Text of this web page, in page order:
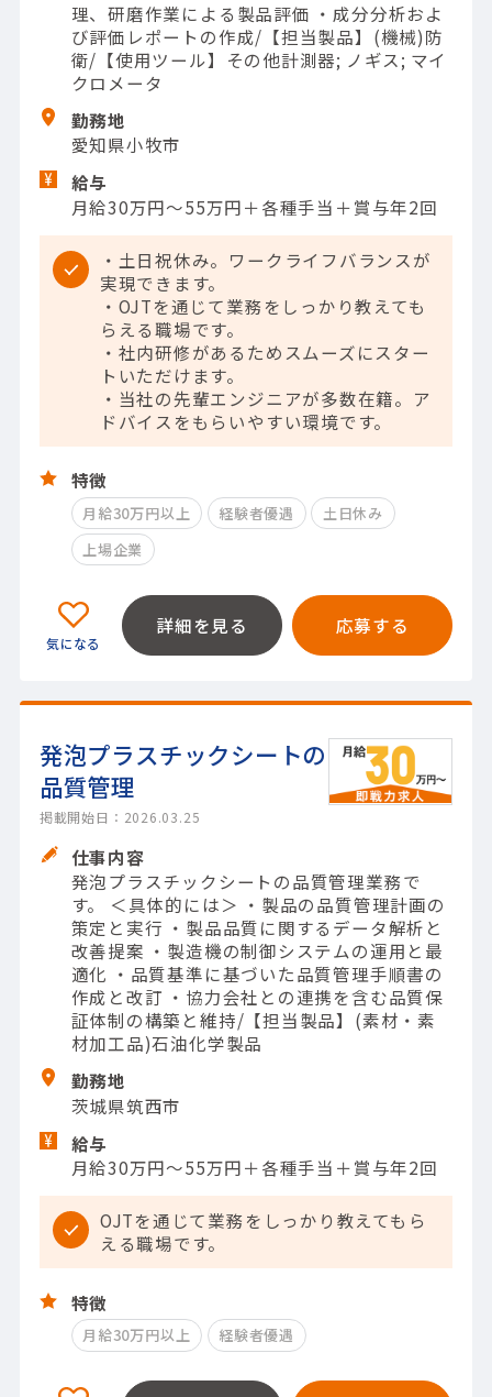
理、研磨作業による製品評価 ・成分分析およ
び評価レポートの作成/【担当製品】(機械)防
衛/【使用ツール】その他計測器; ノギス; マイ
クロメータ
勤務地
愛知県小牧市
給与
月給30万円～55万円＋各種手当＋賞与年2回
・土日祝休み。ワークライフバランスが
実現できます。
・OJTを通じて業務をしっかり教えても
らえる職場です。
・社内研修があるためスムーズにスター
トいただけます。
・当社の先輩エンジニアが多数在籍。ア
ドバイスをもらいやすい環境です。
特徴
月給30万円以上 経験者優遇
土日休み
上場企業
詳細を見る 応募する
発泡プラスチックシートの
品質管理
掲載開始日：2026.03.25
仕事内容
発泡プラスチックシートの品質管理業務で
す。 ＜具体的には＞ ・製品の品質管理計画の
策定と実行 ・製品品質に関するデータ解析と
改善提案 ・製造機の制御システムの運用と最
適化 ・品質基準に基づいた品質管理手順書の
作成と改訂 ・協力会社との連携を含む品質保
証体制の構築と維持/【担当製品】(素材・素
材加工品)石油化学製品
勤務地
茨城県筑西市
給与
月給30万円～55万円＋各種手当＋賞与年2回
OJTを通じて業務をしっかり教えてもら
える職場です。
特徴
月給30万円以上 経験者優遇